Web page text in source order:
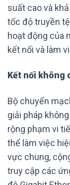
suất cao và
tốc độ truyền
hoạt động của
kết nối và làm
Kết nối không
Bộ chuyển
giải pháp
rộng phạm vi
thể làm việc
vực chung,
truy cập các